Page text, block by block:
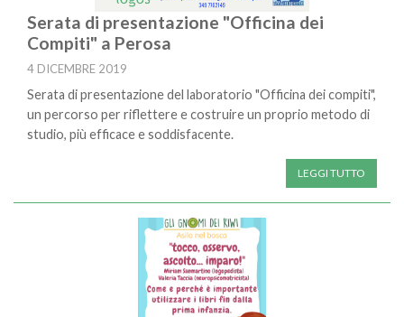
Serata di presentazione "Officina dei
Compiti" a Perosa
4 DICEMBRE 2019
Serata di presentazione del laboratorio "Officina dei compiti",
un percorso per riflettere e costruire un proprio metodo di
studio, più efficace e soddisfacente.
LEGGI TUTTO